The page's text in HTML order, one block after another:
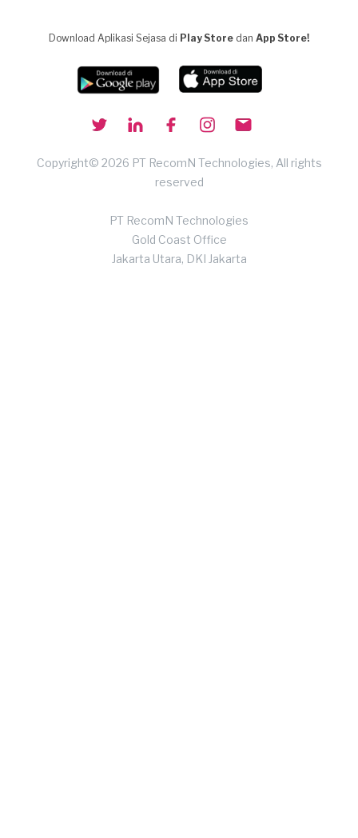
Download Aplikasi Sejasa di Play Store dan App Store!
Copyright© 2026 PT RecomN Technologies, All rights
reserved
PT RecomN Technologies
Gold Coast Office
Jakarta Utara, DKI Jakarta